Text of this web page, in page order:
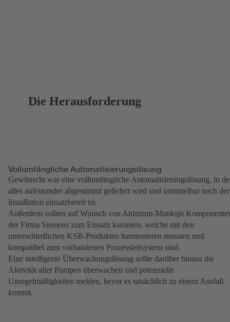
Die Herausforderung
Vollumfängliche Automatisierungslösung
Gewünscht war eine vollumfängliche Automatisierungslösung, in
alles aufeinander abgestimmt geliefert wird und unmittelbar nach der
Installation einsatzbereit ist.
Außerdem sollten auf Wunsch von Ahlstrom-Munksjö
der Firma Siemens zum Einsatz kommen, welche mit den
unterschiedlichen KSB-Produkten harmonieren mussten und
kompatibel zum vorhandenen Prozessleitsystem sind.
Eine intelligente Überwachungslösung sollte darüber hinaus die
Aktivität aller Pumpen überwachen und potenzielle
Unregelmäßigkeiten melden, bevor es tatsächlich zu einem Ausfall
kommt.